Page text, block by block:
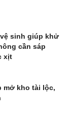
sinh giúp khử
cần sáp
xịt
mở kho tài lộc,